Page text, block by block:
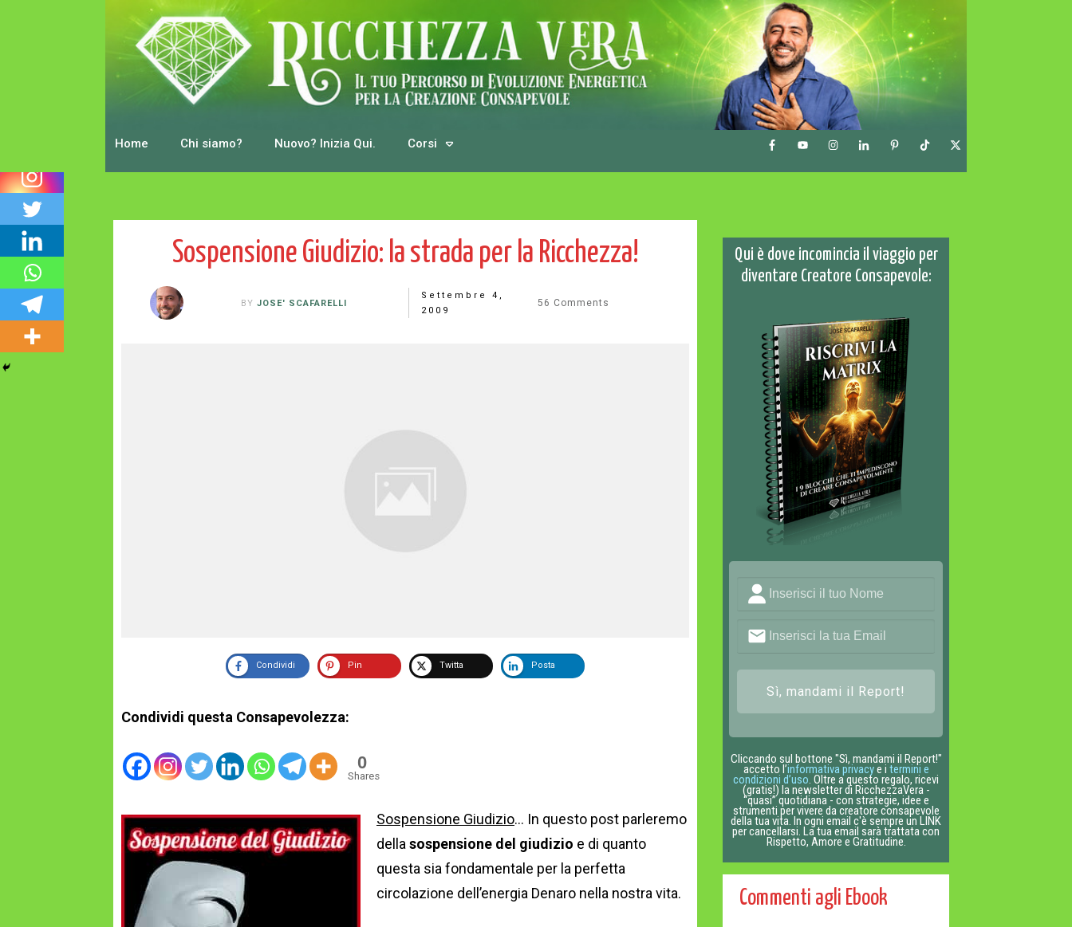
Home Chi siamo? Nuovo? Inizia Qui. Corsi
Sospensione Giudizio: la strada per la Ricchezza!
BYJOSE' SCAFARELLI
Settembre 4,
2009
56 Comments
Condividi Pin Twitta Posta
Condividi questa Consapevolezza:
0
Shares
Sospensione Giudizio… In questo post parleremo
dellasospensione del giudizio e di quanto
questa sia fondamentale per la perfetta
circolazione dell’energia Denaro nella nostra vita.
Qui è dove incomincia il viaggio per
diventare Creatore Consapevole:
Sì, mandami il Report!
Cliccando sul bottone "Sì, mandami il Report!"
accetto l’informativa privacye i termini e
condizioni d’uso. Oltre a questo regalo, ricevi
(gratis!) la newsletter di RicchezzaVera -
“quasi” quotidiana - con strategie, idee e
strumenti per vivere da creatore consapevole
della tua vita. In ogni email c'è sempre un LINK
per cancellarsi. La tua email sarà trattata con
Rispetto, Amore e Gratitudine.
Commenti agli Ebook